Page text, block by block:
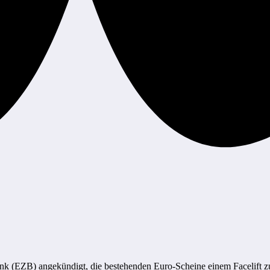
(EZB) angekündigt, die bestehenden Euro-Scheine einem Facelift